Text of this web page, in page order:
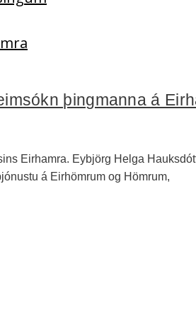
þingmanna á
Eirhamra. Eybjörg Helga
á Eirhömrum og Hömrum,